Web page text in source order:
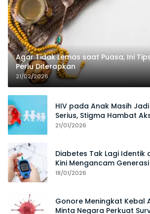
Agar Tidak Lemas saat Puasa, Ini
Perlu Diterapkan
21/02/2026
HIV pada Anak Masih
Serius, Stigma Hambat
21/01/2026
Diabetes Tak Lagi Identik
Kini Mengancam
18/01/2026
Gonore Meningkat Kebal
Minta Negara Perkuat